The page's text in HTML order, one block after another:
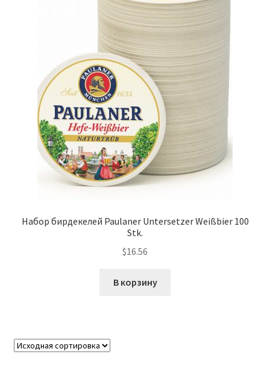
Набор бирдекелей Paulaner Untersetzer Weißbier 100
Stk.
$16.56
В корзину